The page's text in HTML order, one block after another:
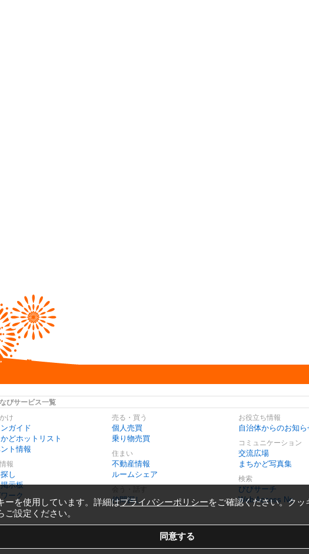
びサービス一覧
け
ガイド
どホットリスト
ト情報
報
し
示板
ーク
売る・買う
個人売買
乗り物売買
住まい
不動産情報
ルームシェア
仲間探し
お役立ち情報
自治体からのお知ら
コミュニケーション
交流広場
まちかど写真集
検索
びびサーチ
Web Access No.
ーを使用しています。詳細はプライバシーポリシーをご確認ください。ク
設定ください。